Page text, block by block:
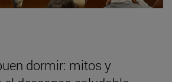
dormir: mitos y